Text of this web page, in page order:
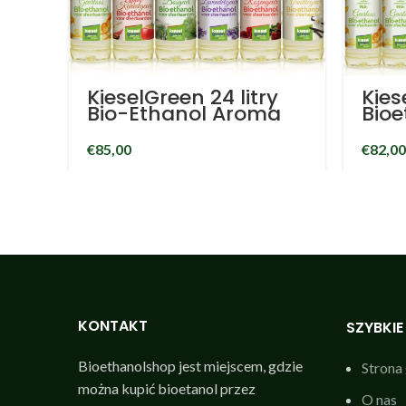
KieselGreen 24 litry
Bio-Ethanol Aroma
blend
(Apple/Cinnamon,
Forest, Unscented,
€85,00 €82,00
KONTAKT
Bioethanolshop jest miejscem, gdzie
można kupić bioetanol przez
Strona
O nas